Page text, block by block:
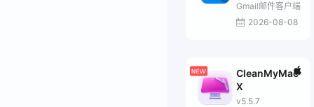
Gmail邮件客户端
2026-08-08
CleanMyMac
X
v5.5.7